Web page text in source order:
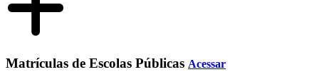
Matrículas de Escolas Públicas Acessar